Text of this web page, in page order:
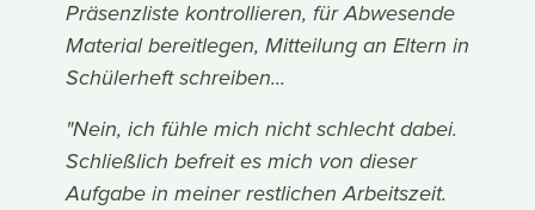
Präsenzliste kontrollieren, für Abwesende
Material bereitlegen, Mitteilung an Eltern in
Schülerheft schreiben...
"Nein, ich fühle mich nicht schlecht dabei.
Schließlich befreit es mich von dieser
Aufgabe in meiner restlichen Arbeitszeit.